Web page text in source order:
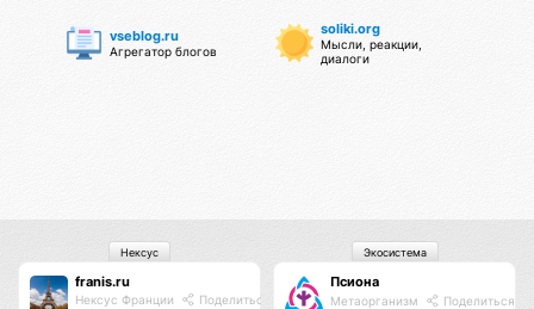
vseblog.ru
Агрегатор блогов
soliki.org
Мысли, реакции,
диалоги
franis.ru
Нексус Франции Поделиться
Нексус
Псиона
Метаорганизм Поделиться
Экосистема